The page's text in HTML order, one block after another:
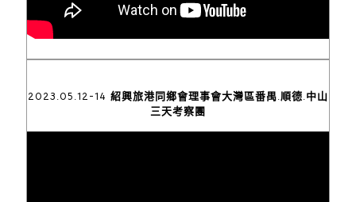
2023.05.12-14 紹興旅港同鄉會理事會大灣區番禺.順德.中山
三天考察團